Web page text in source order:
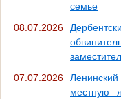
семье
08.07.2026
07.07.2026
местную